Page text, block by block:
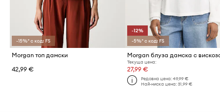
-15%* с код: FS
Morgan топ дамски
42,99 €
-12%
-5%* с код: FS
Morgan блуза дамска с
Текуща цена:
27,99 €
Редовна цена: 49,99 €
Най-ниска цена: 31,99 €